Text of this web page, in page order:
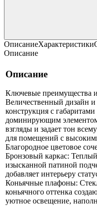
ОписаниеХарактеристики
Описание
Описание
Ключевые преимущества
Величественный дизайн
конструкция с
доминирующим
взгляды и задает тон
для помещений с
Благородное цветовое
Бронзовый каркас:
изысканной патиной
добавляет интерьеру
Коньячные плафоны:
коньячного оттенка
уютное освещение,